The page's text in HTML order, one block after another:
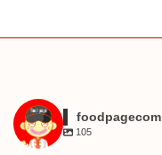
foodpagecom
105